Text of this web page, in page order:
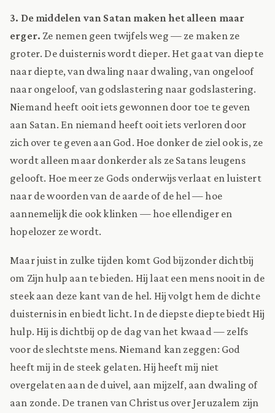
3. De middelen van Satan maken het alleen maar
erger. Ze nemen geen twijfels weg — ze maken ze
groter. De duisternis wordt dieper. Het gaat van diepte
naar diepte, van dwaling naar dwaling, van ongeloof
naar ongeloof, van godslastering naar godslastering.
Niemand heeft ooit iets gewonnen door toe te geven
aan Satan. En niemand heeft ooit iets verloren door
zich over te geven aan God. Hoe donker de ziel ook is, ze
wordt alleen maar donkerder als ze Satans leugens
gelooft. Hoe meer ze Gods onderwijs verlaat en luistert
naar de woorden van de aarde of de hel — hoe
aannemelijk die ook klinken — hoe ellendiger en
hopelozer ze wordt.
Maar juist in zulke tijden komt God bijzonder dichtbij
om Zijn hulp aan te bieden. Hij laat een mens nooit in de
steek aan deze kant van de hel. Hij volgt hem de dichte
duisternis in en biedt licht. In de diepste diepte biedt Hij
hulp. Hij is dichtbij op de dag van het kwaad — zelfs
voor de slechtste mens. Niemand kan zeggen: God
heeft mij in de steek gelaten. Hij heeft mij niet
overgelaten aan de duivel, aan mijzelf, aan dwaling of
aan zonde. De tranen van Christus over Jeruzalem zijn